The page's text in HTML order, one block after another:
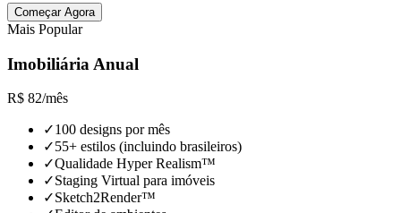
Começar Agora
Mais Popular
Imobiliária Anual
R$ 82/mês
✓100 designs por mês
✓55+ estilos (incluindo brasileiros)
✓Qualidade Hyper Realism™
✓Staging Virtual para imóveis
✓Sketch2Render™